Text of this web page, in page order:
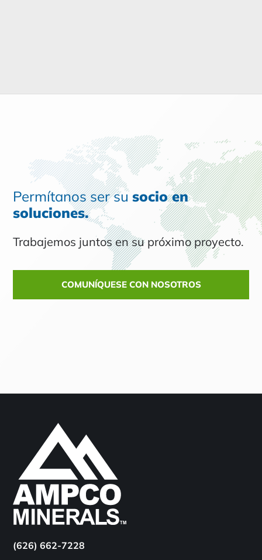
Permítanos ser susocio en
soluciones.
Trabajemos juntos en su próximo proyecto.
COMUNÍQUESE CON NOSOTROS
(626) 662-7228